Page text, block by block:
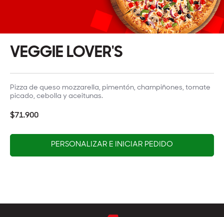
VEGGIE LOVER'S
Pizza de queso mozzarella, pimentón, champiñones, tomate
picado, cebolla y aceitunas.
$71.900
PERSONALIZAR E INICIAR PEDIDO